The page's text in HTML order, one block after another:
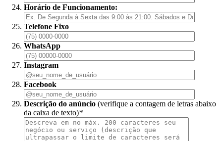
Horário de Funcionamento:
Telefone Fixo
WhatsApp
Instagram
Facebook
Descrição do anúncio (verifique a contagem de letras abaixo
da caixa de texto)*